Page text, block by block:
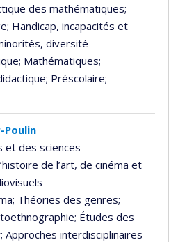
des mathématiques;
; Handicap, incapacités et
diversité
; Mathématiques;
; Préscolaire;
Poulin
et des sciences -
de l’art, de cinéma et
; Théories des genres;
; Études des
; Approches interdisciplinaires